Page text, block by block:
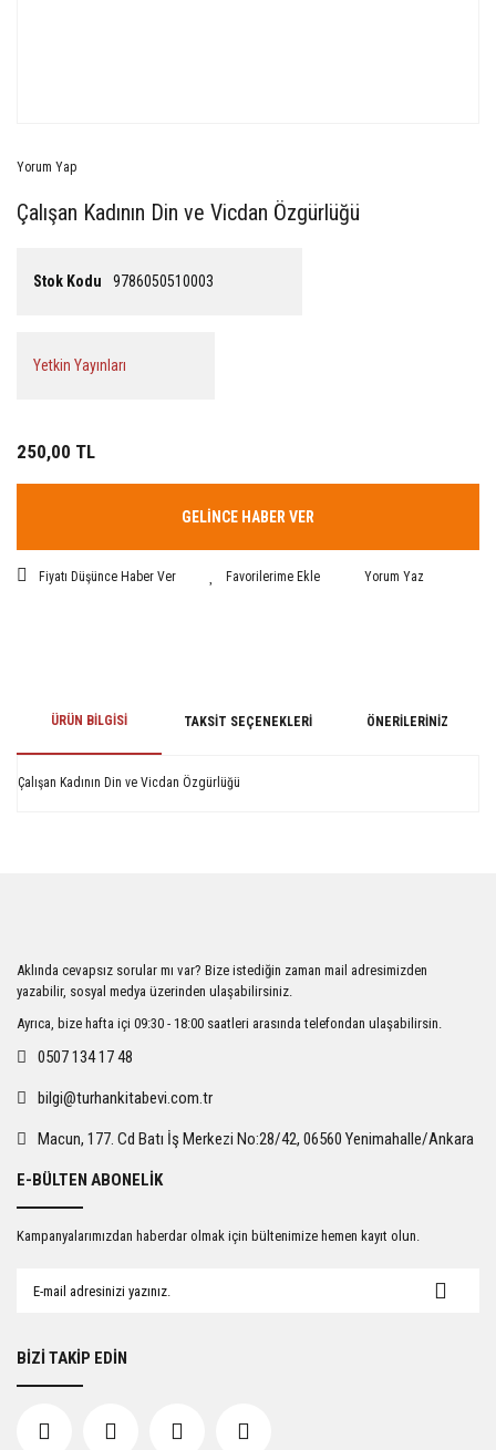
Yorum Yap
Çalışan Kadının Din ve Vicdan Özgürlüğü
Stok Kodu 9786050510003
Yetkin Yayınları
250,00 TL
GELİNCE HABER VER
Fiyatı Düşünce Haber Ver Yorum Yaz
ÜRÜN BILGISI TAKSIT SEÇENEKLERI ÖNERILERINIZ
Çalışan Kadının Din ve Vicdan Özgürlüğü
Ürün açıklamasında eksik bilgiler bulunuyor.
Ürün bilgilerinde hatalar bulunuyor.
Ürün fiyatı diğer sitelerden daha pahalı.
Gönder
Aklında cevapsız sorular mı var? Bize istediğin zaman mail adresimizden
yazabilir, sosyal medya üzerinden ulaşabilirsiniz.
Ayrıca, bize hafta içi 09:30 - 18:00 saatleri arasında telefondan ulaşabilirsin.
0507 134 17 48
bilgi@turhankitabevi.com.tr
Macun, 177. Cd Batı İş Merkezi No:28/42, 06560 Yenimahalle/Ankara
E-BÜLTEN ABONELİK
Kampanyalarımızdan haberdar olmak için bültenimize hemen kayıt olun.
BİZİ TAKİP EDİN